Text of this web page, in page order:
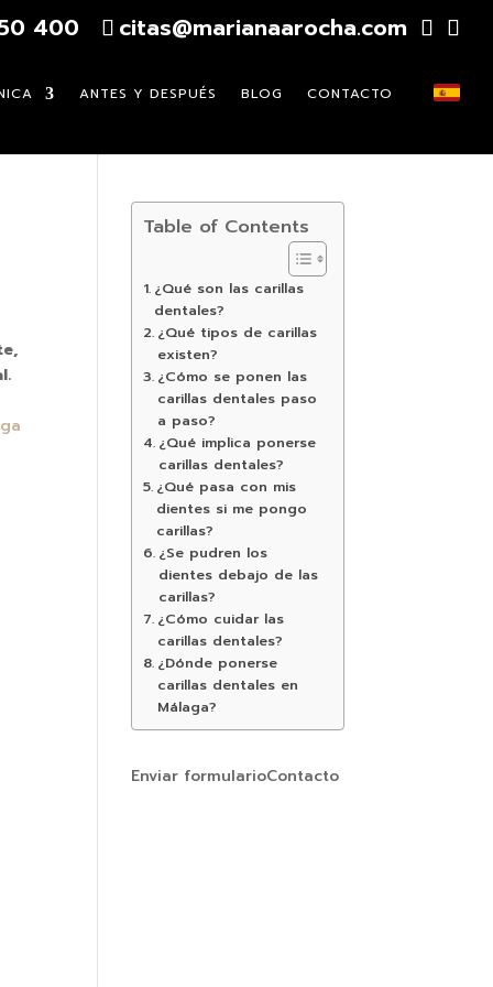
400 citas@marianaarocha.com
ANTES Y DESPUÉS BLOG CONTACTO
Table of Contents
¿Qué son las carillas
dentales?
¿Qué tipos de carillas
existen?
¿Cómo se ponen las
carillas dentales paso
a paso?
¿Qué implica ponerse
carillas dentales?
¿Qué pasa con mis
dientes si me pongo
carillas?
¿Se pudren los
dientes debajo de las
carillas?
¿Cómo cuidar las
carillas dentales?
¿Dónde ponerse
carillas dentales en
Málaga?
Enviar formularioContacto